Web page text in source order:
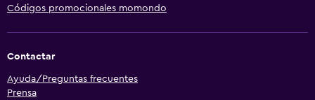
Códigos promocionales momondo
Contactar
Ayuda/Preguntas frecuentes
Prensa